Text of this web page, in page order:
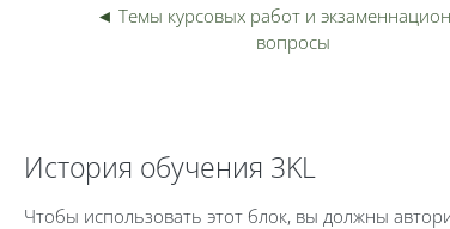
◄ Темы курсовых работ и
вопросы
История обучения 3KL
Чтобы использовать этот блок, вы должны